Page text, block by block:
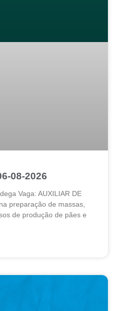
08-2026
Vaga: AUXILIAR DE
preparação de massas,
de produção de pães e